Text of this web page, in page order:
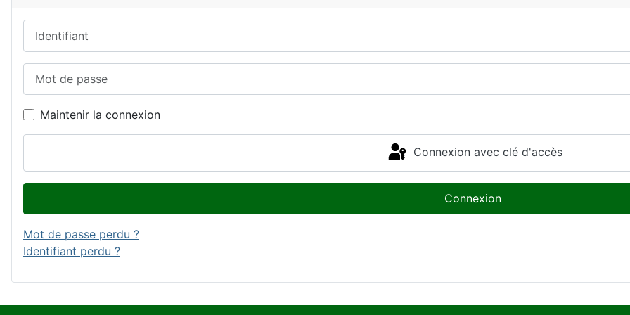
Maintenir la connexion
Connexion avec clé d'accès
Connexion
Mot de passe perdu ?
Identifiant perdu ?